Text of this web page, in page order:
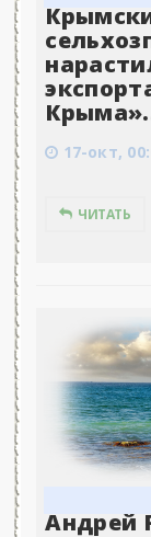
17-окт,
ЧИТАТЬ
Андрей